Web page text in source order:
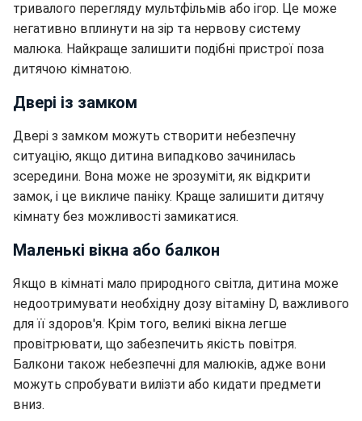
тривалого перегляду мультфільмів або ігор. Це може
негативно вплинути на зір та нервову систему
малюка. Найкраще залишити подібні пристрої поза
дитячою кімнатою.
Двері із замком
Двері з замком можуть створити небезпечну
ситуацію, якщо дитина випадково зачинилась
зсередини. Вона може не зрозуміти, як відкрити
замок, і це викличе паніку. Краще залишити дитячу
кімнату без можливості замикатися.
Маленькі вікна або балкон
Якщо в кімнаті мало природного світла, дитина може
недоотримувати необхідну дозу вітаміну D, важливого
для її здоров'я. Крім того, великі вікна легше
провітрювати, що забезпечить якість повітря.
Балкони також небезпечні для малюків, адже вони
можуть спробувати вилізти або кидати предмети
вниз.